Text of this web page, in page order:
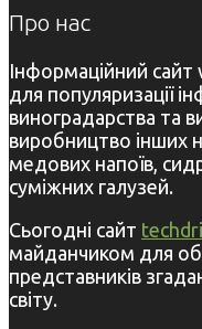
Про нас
Інформаційний
для популяризації
виноградарства та
виробництво інших
медових напоїв,
суміжних галузей.
Сьогодні сайт
майданчиком для
представників
світу.